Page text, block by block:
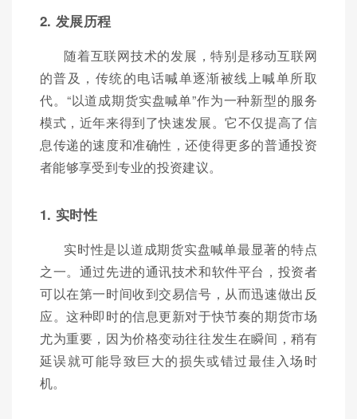
2. 发展历程
随着互联网技术的发展，特别是移动互联网
的普及，传统的电话喊单逐渐被线上喊单所取
代。“以道成期货实盘喊单”作为一种新型的服务
模式，近年来得到了快速发展。它不仅提高了信
息传递的速度和准确性，还使得更多的普通投资
者能够享受到专业的投资建议。
1. 实时性
实时性是以道成期货实盘喊单最显著的特点
之一。通过先进的通讯技术和软件平台，投资者
可以在第一时间收到交易信号，从而迅速做出反
应。这种即时的信息更新对于快节奏的期货市场
尤为重要，因为价格变动往往发生在瞬间，稍有
延误就可能导致巨大的损失或错过最佳入场时
机。